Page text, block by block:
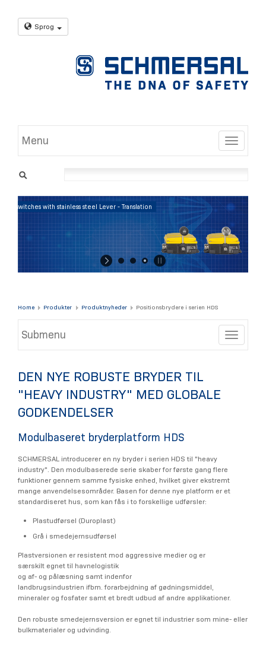
Sprog
Toggle
Menu
Position Control: Position switches with stainless steel Lever - Translation
Home Produkter Produktnyheder Positionsbrydere i serien HDS
Toggle
Submenu
DEN NYE ROBUSTE BRYDER TIL
"HEAVY INDUSTRY" MED GLOBALE
GODKENDELSER
Modulbaseret bryderplatform HDS
SCHMERSAL introducerer en ny bryder i serien HDS til "heavy
industry". Den modulbaserede serie skaber for første gang flere
funktioner gennem samme fysiske enhed, hvilket giver ekstremt
mange anvendelsesområder. Basen for denne nye platform er et
standardiseret hus, som kan fås i to forskellige udførsler:
Plastudførsel (Duroplast)
Grå i smedejernsudførsel
Plastversionen er resistent mod aggressive medier og er
særskilt egnet til havnelogistik
og af- og pålæsning samt indenfor
landbrugsindustrien ifbm. forarbejdning af gødningsmiddel,
mineraler og fosfater samt et bredt udbud af andre applikationer.
Den robuste smedejernsversion er egnet til industrier som mine- eller
bulkmaterialer og udvinding.